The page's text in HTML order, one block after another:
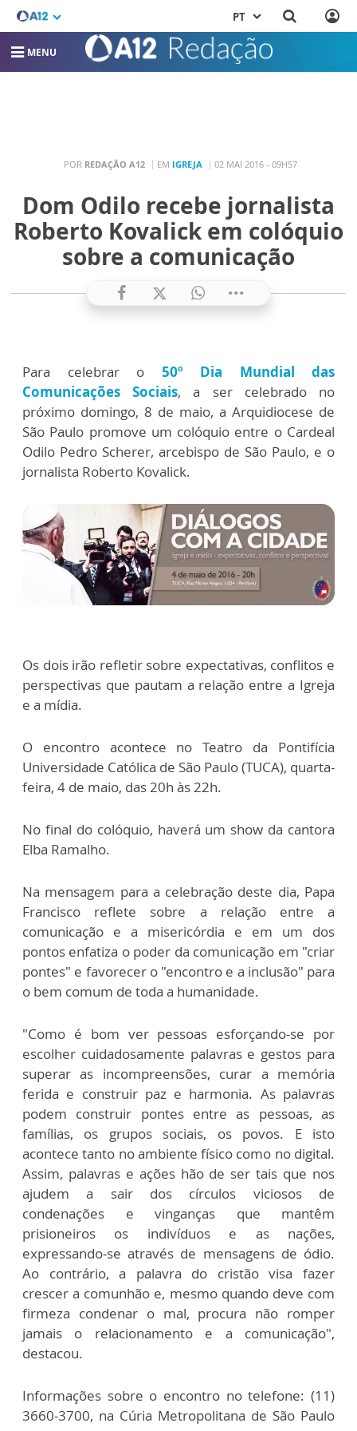
PT
MENU
POR REDAÇÃO A12 EM IGREJA 02 MAI 2016 - 09H57
Dom Odilo recebe jornalista
Roberto Kovalick em colóquio
sobre a comunicação
Para celebrar o
50º Dia Mundial das
Comunicações Sociais, a ser celebrado no
próximo domingo, 8 de maio, a Arquidiocese de
São Paulo promove um colóquio entre o Cardeal
Odilo Pedro Scherer, arcebispo de São Paulo, e o
jornalista Roberto Kovalick.
Os dois irão refletir sobre expectativas, conflitos e
perspectivas que pautam a relação entre a Igreja
e a mídia.
O encontro acontece no Teatro da Pontifícia
Universidade Católica de São Paulo (TUCA), quarta-
feira, 4 de maio, das 20h às 22h.
No final do colóquio, haverá um show da cantora
Elba Ramalho.
Na mensagem para a celebração deste dia, Papa
Francisco reflete sobre a relação entre a
comunicação e a misericórdia e em um dos
pontos enfatiza o poder da comunicação em "criar
pontes" e favorecer o "encontro e a inclusão" para
o bem comum de toda a humanidade.
"Como é bom ver pessoas esforçando-se por
escolher cuidadosamente palavras e gestos para
superar as incompreensões, curar a memória
ferida e construir paz e harmonia. As palavras
podem construir pontes entre as pessoas, as
famílias, os grupos sociais, os povos. E isto
acontece tanto no ambiente físico como no digital.
Assim, palavras e ações hão de ser tais que nos
ajudem a sair dos círculos viciosos de
condenações e vinganças que mantêm
prisioneiros os indivíduos e as nações,
expressando-se através de mensagens de ódio.
Ao contrário, a palavra do cristão visa fazer
crescer a comunhão e, mesmo quando deve com
firmeza condenar o mal, procura não romper
jamais o relacionamento e a comunicação",
destacou.
Informações sobre o encontro no telefone: (11)
3660-3700, na Cúria Metropolitana de São Paulo